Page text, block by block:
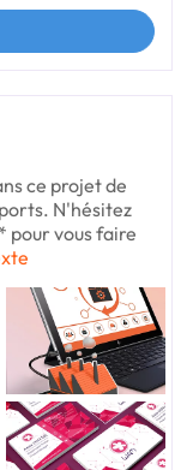
ce projet de
N'hésitez
pour vous faire